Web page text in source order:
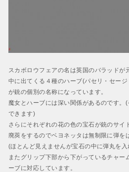
スカボロウフェアの名は英国のバラッドが
中に出てくる４種のハーブ(パセリ・セー
が銃の個別の名称になっています。
魔女とハーブには深い関係があるのです。
できます)
さらにそれぞれの花の色の宝石が銃のサイ
廃莢をするのでベヨネッタは無制限に弾を
(ほとんど見えませんが宝石の中に弾丸を
またグリップ下部から下がっているチャー
ーブに対応しています。